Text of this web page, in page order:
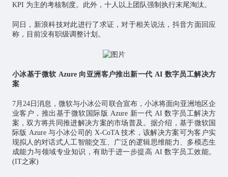
KPI 为主的考核制度。此外，十人以上团队强制执行末尾淘汰。
同日，新浪科技对此进行了求证，对于相关说法，抖音方面回应
称，目前没有职级调整计划。
小冰基于微软 Azure 向亚洲客户推出新一代 AI 数字员工解决方
案
7月24日消息，微软与小冰公司联合宣布，小冰将面向亚洲地区企
业客户，推出基于微软国际版 Azure 新一代 AI 数字员工解决方
案，双方将共同推进解决方案的市场普及。据介绍，基于微软国
际版 Azure 与小冰公司的 X-CoTA 技术，该解决方案可为客户实
现拟人的对话式人工智能交互、广泛的逻辑思维能力、多模态生
成能力与领域专业知识，有助于进一步提高 AI 数字员工效能。
(IT之家)